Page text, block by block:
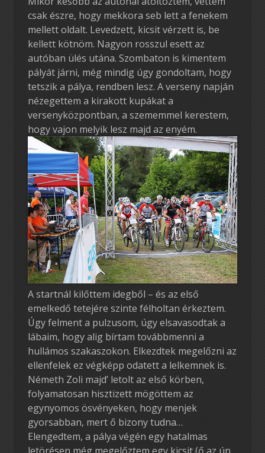
csak észre, hogy mekkora seb lett a fenekem
mellett oldalt. Levedzett, kicsit vérzett is, be
kellett kötnöm. Nagyon rosszul esett az
autóban ülés utána. Szombaton is kimentem
pályát járni, még mindig úgy gondoltam, hogy
tetszik a pálya, rendben lesz. A verseny napján
nézegettem a kirakott kupákat a
versenyközpontban, a szememmel kerestem,
hogy vajon melyik lesz majd az enyém.
A startnál kilőttem idegből – és az első
emelkedő tetejére szinte félholtan érkeztem.
Úgy felment a pulzusom, úgy elsavasodtak a
lábaim, hogy alig bírtam továbbmenni a
hullámos szakaszokon. Elkezdtek megelőzni az
ellenfelek ez végképp odatett a lelkemnek is.
Németh Zoli majd’ letolt az első körben,
folyamatosan hisztizett mögöttem az
egynyomos ösvényeken, hogy menjek
gyorsabban, mert ő bizony tudna…
Elengedtem, a pálya végén egy hatalmas